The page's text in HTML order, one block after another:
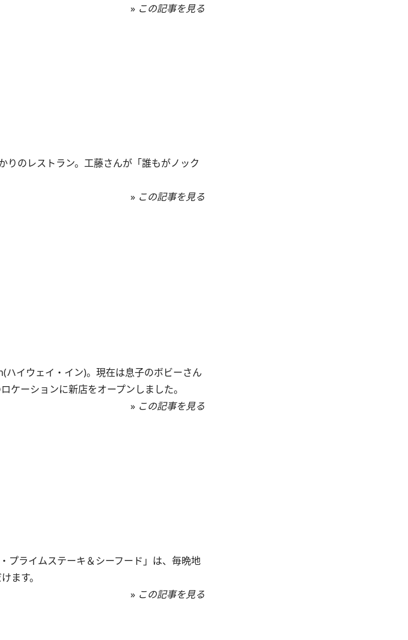
» この記事を見る
のレストラン。工藤さんが「誰もがノック
» この記事を見る
イウェイ・イン)。現在は息子のボビーさん
ケーションに新店をオープンしました。
» この記事を見る
プライムステーキ＆シーフード」は、毎晩地
ます。
» この記事を見る